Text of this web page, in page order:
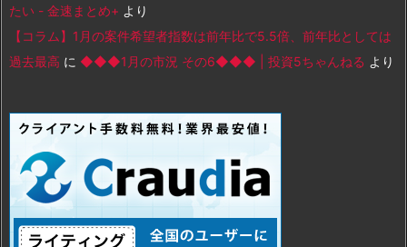
たい - 金速まとめ+ より
【コラム】1月の案件希望者指数は前年比で5.5倍、前年比としては
過去最高 に ◆◆◆1月の市況 その6◆◆◆ | 投資5ちゃんねる より